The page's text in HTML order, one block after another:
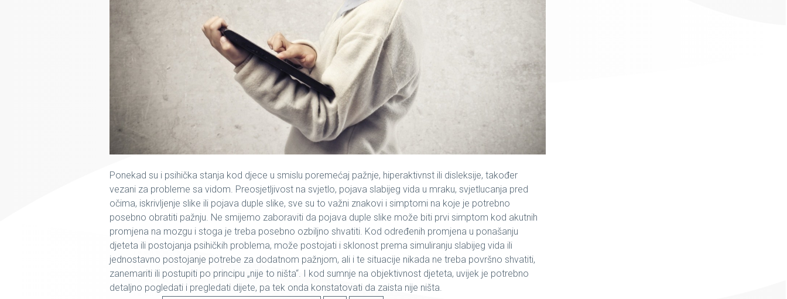
Ponekad su i psihička stanja kod djece u smislu poremećaj pažnje, hiperaktivnst ili disleksije, također
vezani za probleme sa vidom. Preosjetljivost na svjetlo, pojava slabijeg vida u mraku, svjetlucanja pred
očima, iskrivljenje slike ili pojava duple slike, sve su to važni znakovi i simptomi na koje je potrebno
posebno obratiti pažnju. Ne smijemo zaboraviti da pojava duple slike može biti prvi simptom kod akutnih
promjena na mozgu i stoga je treba posebno ozbiljno shvatiti. Kod određenih promjena u ponašanju
djeteta ili postojanja psihičkih problema, može postojati i sklonost prema simuliranju slabijeg vida ili
jednostavno postojanje potrebe za dodatnom pažnjom, ali i te situacije nikada ne treba površno shvatiti,
zanemariti ili postupiti po principu „nije to ništa“. I kod sumnje na objektivnost djeteta, uvijek je potrebno
detaljno pogledati i pregledati dijete, pa tek onda konstatovati da zaista nije ništa.